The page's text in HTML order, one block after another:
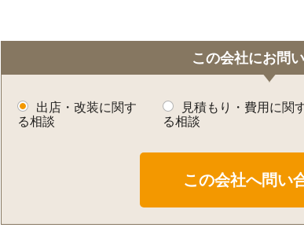
この会社にお問
出店・改装に関す
る相談
見積もり・費用に関
る相談